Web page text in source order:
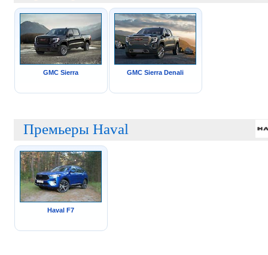
GMC Sierra GMC Sierra Denali
Премьеры Haval
Haval F7